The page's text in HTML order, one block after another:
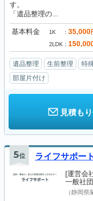
す。
「遺品整理の...
基本料金 1K 35,000
2LDK
遺品整理 生前整理 特
部屋片付け
見積も
5位 ライフサポート
[運営会
一般社
（静岡県